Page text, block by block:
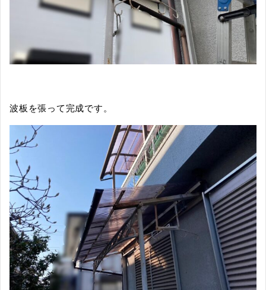
波板を張って完成です。